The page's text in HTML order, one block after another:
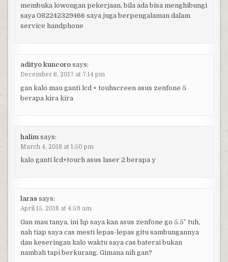
membuka lowongan pekerjaan, bila ada bisa menghibungi
saya 082242329466 saya juga berpengalaman dalam
service handphone
adityo kuncoro says:
December 6, 2017 at 7:14 pm
gan kalo mau ganti lcd + touhscreen asus zenfone 5
berapa kira kira
halim says:
March 4, 2018 at 1:50 pm
kalo ganti lcd+touch asus laser 2 berapa y
laras says:
April 15, 2018 at 4:59 am
Gan mau tanya, ini hp saya kan asus zenfone go 5.5″ tuh,
nah tiap saya cas mesti lepas-lepas gitu sambungannya
dan keseringan kalo waktu saya cas baterai bukan
nambah tapi berkurang. Gimana nih gan?